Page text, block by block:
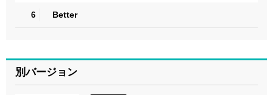
6 Better
別バージョン